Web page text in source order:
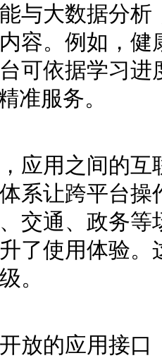
与大数据分
容。例如，
可依据学习
准服务。
用之间的互
系让跨平台
交通、政务
了使用体验
。
的应用接口